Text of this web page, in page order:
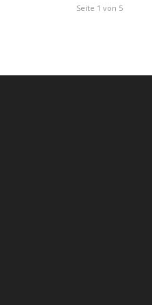
Seite 1 von 5